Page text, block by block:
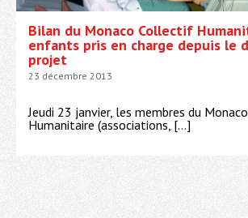
Bilan du Monaco Collectif
enfants pris en charge depuis le
projet
23 décembre 2013
Jeudi 23 janvier, les membres du
Humanitaire (associations, […]